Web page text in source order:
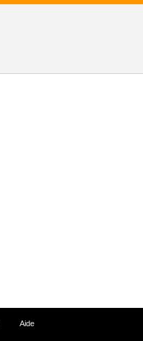
Aide